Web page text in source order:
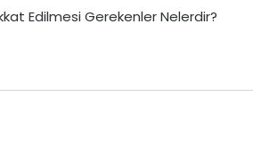
Edilmesi Gerekenler Nelerdir?